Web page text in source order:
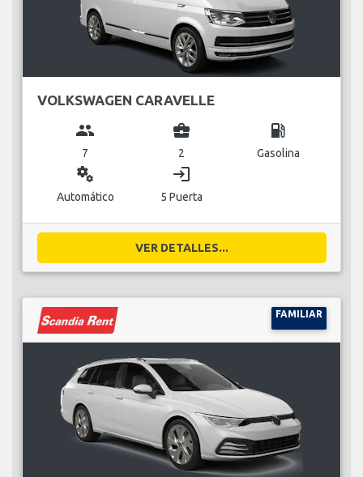
VOLKSWAGEN CARAVELLE
group
7
business_center
2
local_gas_station
Gasolina
miscellaneous_services
Automático
login
5 Puerta
VER DETALLES...
FAMILIAR